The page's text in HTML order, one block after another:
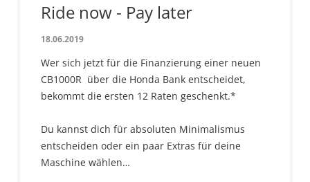
Ride now - Pay later
18.06.2019
Wer sich jetzt für die Finanzierung einer neuen
CB1000R über die Honda Bank entscheidet,
bekommt die ersten 12 Raten geschenkt.*
Du kannst dich für absoluten Minimalismus
entscheiden oder ein paar Extras für deine
Maschine wählen…